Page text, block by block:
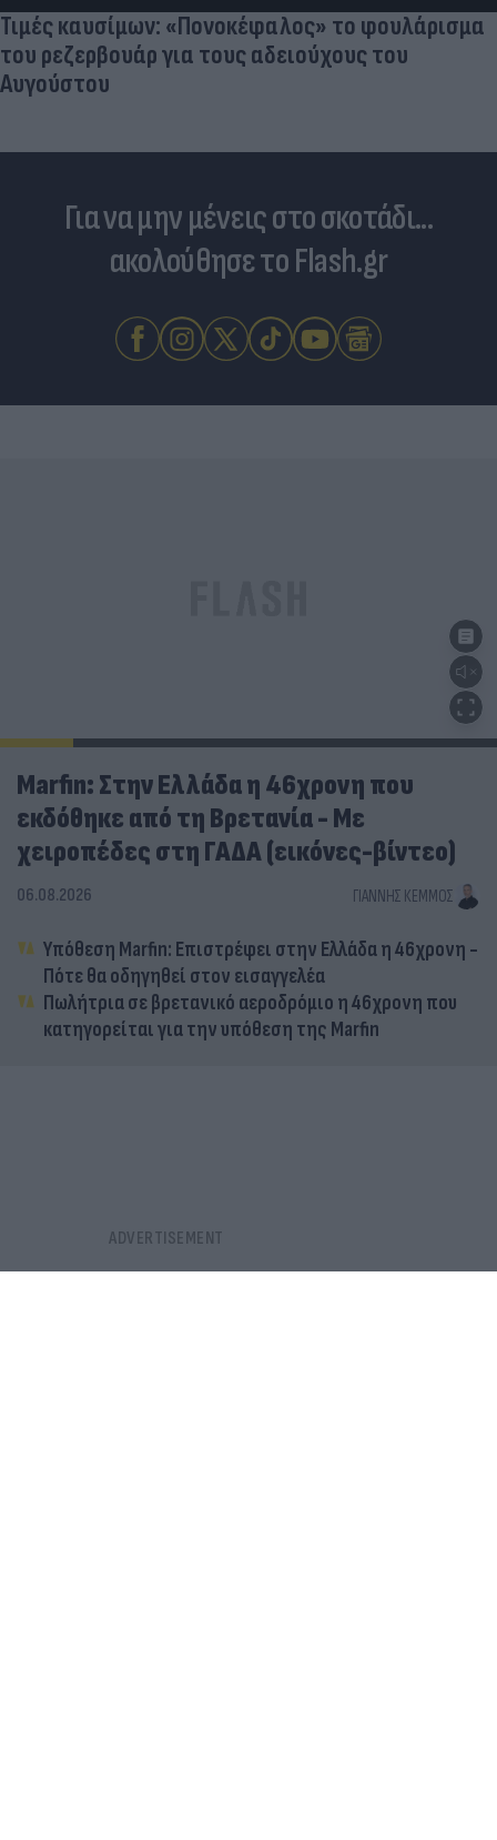
Τιμές καυσίμων: «Πονοκέφαλος» το φουλάρισμα
του ρεζερβουάρ για τους αδειούχους του
Αυγούστου
Για να μην μένεις στο σκοτάδι...
ακολούθησε το Flash.gr
Marfin: Στην Ελλάδα η 46χρονη που
εκδόθηκε από τη Βρετανία - Με
χειροπέδες στη ΓΑΔΑ (εικόνες-βίντεο)
06.08.2026 ΓΙΆΝΝΗΣ ΚΈΜΜΟΣ
Υπόθεση Marfin: Επιστρέφει στην Ελλάδα η 46χρονη -
Πότε θα οδηγηθεί στον εισαγγελέα
Πωλήτρια σε βρετανικό αεροδρόμιο η 46χρονη που
κατηγορείται για την υπόθεση της Marfin